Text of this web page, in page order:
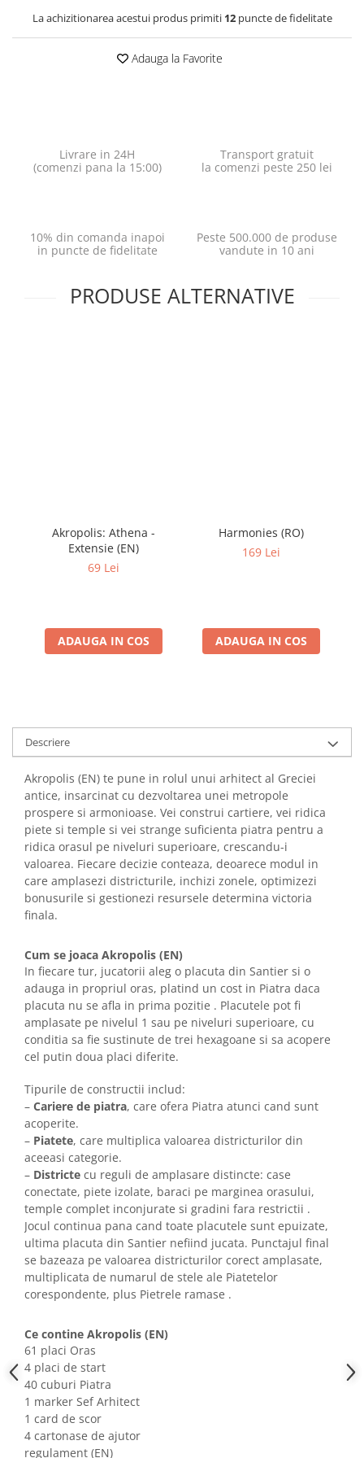
La achizitionarea acestui produs primiti 12puncte de fidelitate
Adauga la Favorite
Livrare in 24H
(comenzi pana la 15:00)
Transport gratuit
la comenzi peste 250 lei
10% din comanda inapoi
in puncte de fidelitate
Peste 500.000 de produse
vandute in 10 ani
PRODUSE ALTERNATIVE
Akropolis: Athena -
Extensie (EN)
69 Lei
ADAUGA IN COS
Harmonies (RO)
169 Lei
ADAUGA IN COS
Descriere
Akropolis (EN) te pune in rolul unui arhitect al Greciei
antice, insarcinat cu dezvoltarea unei metropole
prospere si armonioase. Vei construi cartiere, vei ridica
piete si temple si vei strange suficienta piatra pentru a
ridica orasul pe niveluri superioare, crescandu-i
valoarea. Fiecare decizie conteaza, deoarece modul in
care amplasezi districturile, inchizi zonele, optimizezi
bonusurile si gestionezi resursele determina victoria
finala.
Cum se joaca Akropolis (EN)
In fiecare tur, jucatorii aleg o placuta din Santier si o
adauga in propriul oras, platind un cost in Piatra daca
placuta nu se afla in prima pozitie . Placutele pot fi
amplasate pe nivelul 1 sau pe niveluri superioare, cu
conditia sa fie sustinute de trei hexagoane si sa acopere
cel putin doua placi diferite.
Tipurile de constructii includ:
– Cariere de piatra, care ofera Piatra atunci cand sunt
acoperite.
– Piatete, care multiplica valoarea districturilor din
aceeasi categorie.
– Districte cu reguli de amplasare distincte: case
conectate, piete izolate, baraci pe marginea orasului,
temple complet inconjurate si gradini fara restrictii .
Jocul continua pana cand toate placutele sunt epuizate,
ultima placuta din Santier nefiind jucata. Punctajul final
se bazeaza pe valoarea districturilor corect amplasate,
multiplicata de numarul de stele ale Piatetelor
corespondente, plus Pietrele ramase .
Ce contine Akropolis (EN)
61 placi Oras
4 placi de start
40 cuburi Piatra
1 marker Sef Arhitect
1 card de scor
4 cartonase de ajutor
regulament (EN)